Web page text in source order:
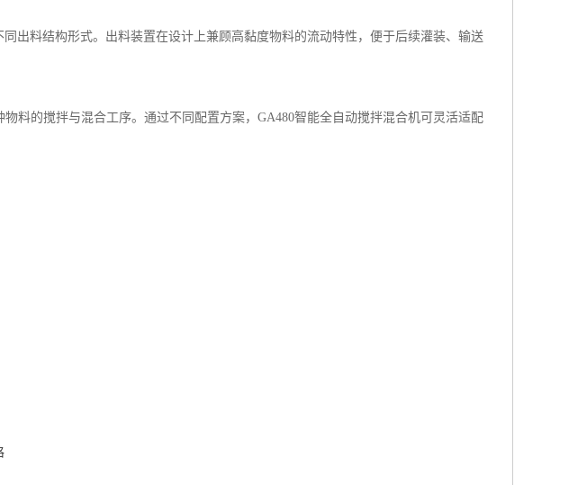
出料结构形式。出料装置在设计上兼顾高黏度物料的流动特性，便于后续灌装、输送
料的搅拌与混合工序。通过不同配置方案， GA480智能全自动搅拌混合机可灵活适配